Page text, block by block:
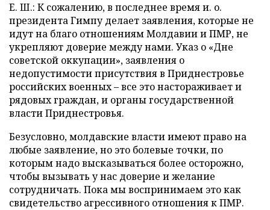
Е. Ш.: К сожалению, в последнее время и. о.
президента Гимпу делает заявления, которые не
идут на благо отношениям Молдавии и ПМР, не
укрепляют доверие между нами. Указ о «Дне
советской оккупации», заявления о
недопустимости присутствия в Приднестровье
российских военных – все это настораживает и
рядовых граждан, и органы государственной
власти Приднестровья.
Безусловно, молдавские власти имеют право на
любые заявление, но это болевые точки, по
которым надо высказываться более осторожно,
чтобы вызывать у нас доверие и желание
сотрудничать. Пока мы воспринимаем это как
свидетельство агрессивного отношения к ПМР.